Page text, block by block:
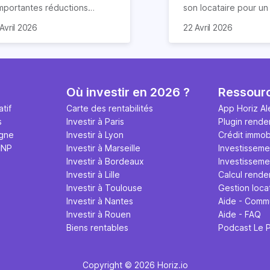
réductions
Elle concerne les
historique destinés à
et quelles
? Suivez notre guide
!
2026
son locataire pour
de nombreuses
Nous vous
sur le contrat de
22 Avril 2026
Où investir en 2026 ?
Carte des rentabilités
Investir à Paris
Investir à Lyon
Investir à Marseille
Investir à Bordeaux
Investir à Lille
Investir à Toulouse
Investir à Nantes
Investir à Rouen
Biens rentables
App Horiz
Plugin
Crédit
Calcul
Gestion
Aide -
Aide - FAQ
Podcast Le
Copyright © 2026 Horiz.io